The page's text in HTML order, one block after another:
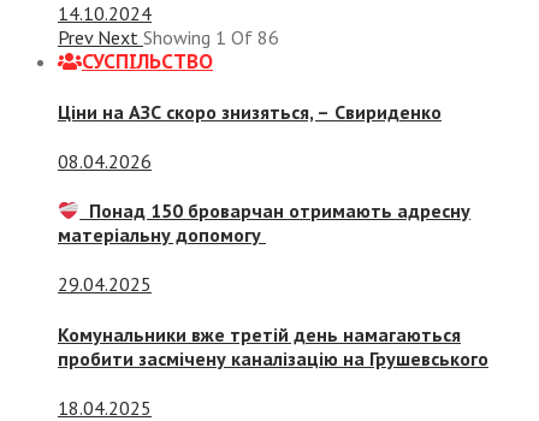
14.10.2024
Prev Next Showing 1 Of 86
СУСПIЛЬСТВО
Ціни на АЗС скоро знизяться, – Свириденко
08.04.2026
Понад 150 броварчан отримають адресну
матеріальну допомогу
29.04.2025
Комунальники вже третій день намагаються
пробити засмічену каналізацію на Грушевського
18.04.2025